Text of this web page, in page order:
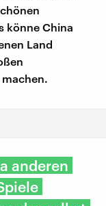
könne China
Land
anderen